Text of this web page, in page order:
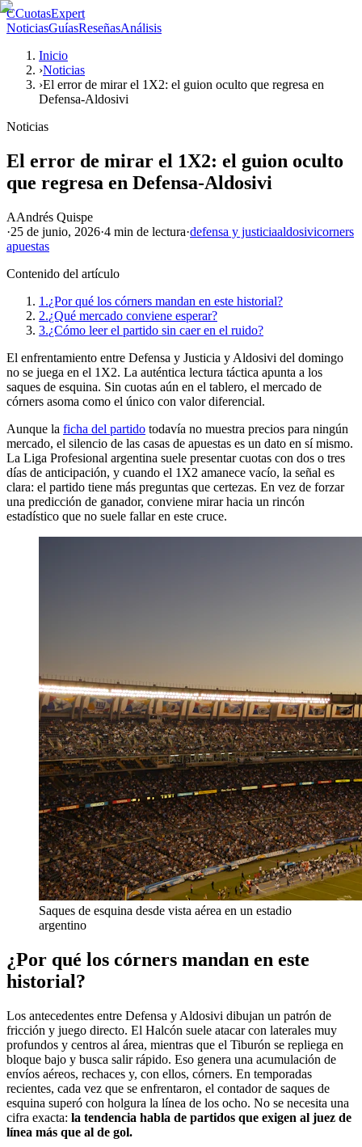
CCuotasExpert
NoticiasGuíasReseñasAnálisis
Inicio
›Noticias
›El error de mirar el 1X2: el guion oculto que regresa en
Defensa-Aldosivi
Noticias
El error de mirar el 1X2: el guion oculto
que regresa en Defensa-Aldosivi
AAndrés Quispe
·25 de junio, 2026·4 min de lectura·defensa y justiciaaldosivicorners
apuestas
Contenido del artículo
1.¿Por qué los córners mandan en este historial?
2.¿Qué mercado conviene esperar?
3.¿Cómo leer el partido sin caer en el ruido?
El enfrentamiento entre Defensa y Justicia y Aldosivi del domingo
no se juega en el 1X2. La auténtica lectura táctica apunta a los
saques de esquina. Sin cuotas aún en el tablero, el mercado de
córners asoma como el único con valor diferencial.
Aunque la ficha del partido todavía no muestra precios para ningún
mercado, el silencio de las casas de apuestas es un dato en sí mismo.
La Liga Profesional argentina suele presentar cuotas con dos o tres
días de anticipación, y cuando el 1X2 amanece vacío, la señal es
clara: el partido tiene más preguntas que certezas. En vez de forzar
una predicción de ganador, conviene mirar hacia un rincón
estadístico que no suele fallar en este cruce.
Saques de esquina desde vista aérea en un estadio
argentino
¿Por qué los córners mandan en este
historial?
Los antecedentes entre Defensa y Aldosivi dibujan un patrón de
fricción y juego directo. El Halcón suele atacar con laterales muy
profundos y centros al área, mientras que el Tiburón se repliega en
bloque bajo y busca salir rápido. Eso genera una acumulación de
envíos aéreos, rechaces y, con ellos, córners. En temporadas
recientes, cada vez que se enfrentaron, el contador de saques de
esquina superó con holgura la línea de los ocho. No se necesita una
cifra exacta: la tendencia habla de partidos que exigen al juez de
línea más que al de gol.